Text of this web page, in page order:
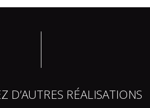
D’AUTRES RÉALISATIONS